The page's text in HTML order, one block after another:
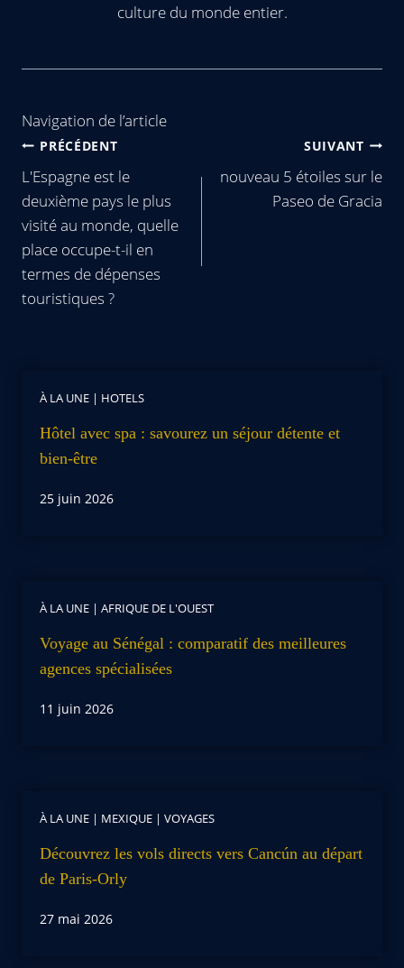
culture du monde entier.
Navigation de l’article
PRÉCÉDENT
L'Espagne est le
deuxième pays le plus
visité au monde, quelle
place occupe-t-il en
termes de dépenses
touristiques ?
SUIVANT
nouveau 5 étoiles sur le
Paseo de Gracia
À LA UNE | HOTELS
Hôtel avec spa : savourez un séjour détente et
bien-être
25 juin 2026
À LA UNE | AFRIQUE DE L'OUEST
Voyage au Sénégal : comparatif des meilleures
agences spécialisées
11 juin 2026
À LA UNE | MEXIQUE | VOYAGES
Découvrez les vols directs vers Cancún au départ
de Paris-Orly
27 mai 2026